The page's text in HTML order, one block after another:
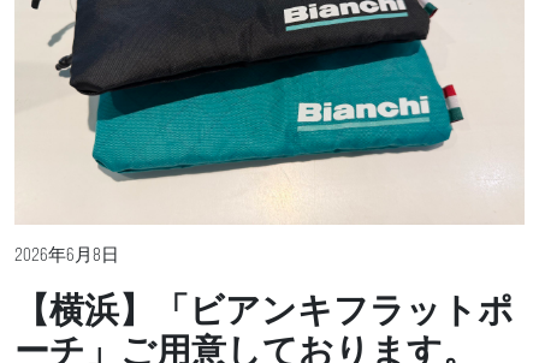
2026年6月8日
【横浜】「ビアンキフラットポ
ーチ」ご用意しております。